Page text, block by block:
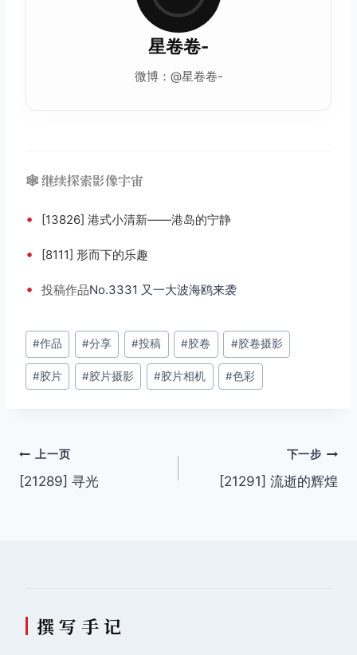
星卷卷-
微博：@星卷卷-
🕸️ 继续探索影像宇宙
• [13826] 港式小清新——港岛的宁静
• [8111] 形而下的乐趣
• 投稿作品No.3331 又一大波海鸥来袭
文
章
标
#作品 #分享 #投稿 #胶卷 #胶卷摄影
#胶片 #胶片摄影 #胶片相机 #色彩
文
章
上一页
[21289] 寻光
下一步
[21291] 流逝的辉煌
撰 写 手 记